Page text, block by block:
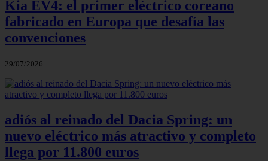
Kia EV4: el primer eléctrico coreano
fabricado en Europa que desafía las
convenciones
29/07/2026
adiós al reinado del Dacia Spring: un
nuevo eléctrico más atractivo y completo
llega por 11.800 euros